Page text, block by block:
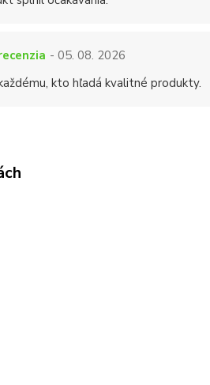
- 05. 08. 2026
kto hľadá kvalitné produkty.